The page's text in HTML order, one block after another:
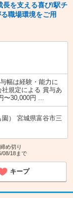
長を支える喜び/駅チ
職場環境をご用
幅は経験・能力に
規定による 賞与あ
〜30,000円 ...
） 宮城県富谷市三
め切り
08/18まで
キープ